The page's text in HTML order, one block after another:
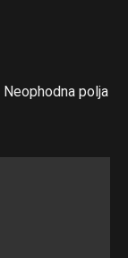
Neophodna polja